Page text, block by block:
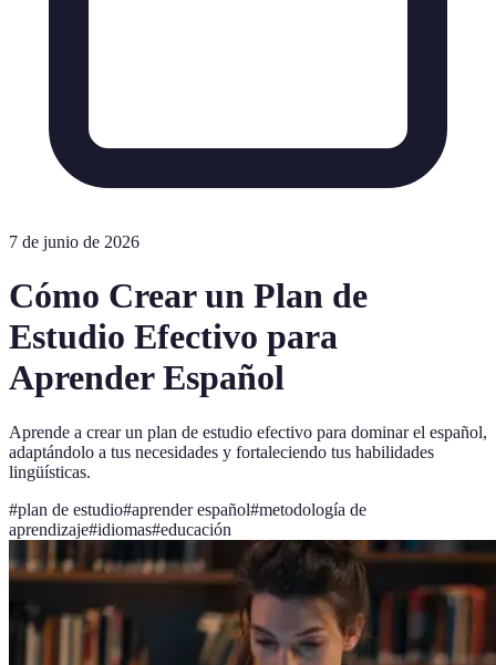
7 de junio de 2026
Cómo Crear un Plan de
Estudio Efectivo para
Aprender Español
Aprende a crear un plan de estudio efectivo para dominar el español,
adaptándolo a tus necesidades y fortaleciendo tus habilidades
lingüísticas.
#plan de estudio#aprender español#metodología de
aprendizaje#idiomas#educación